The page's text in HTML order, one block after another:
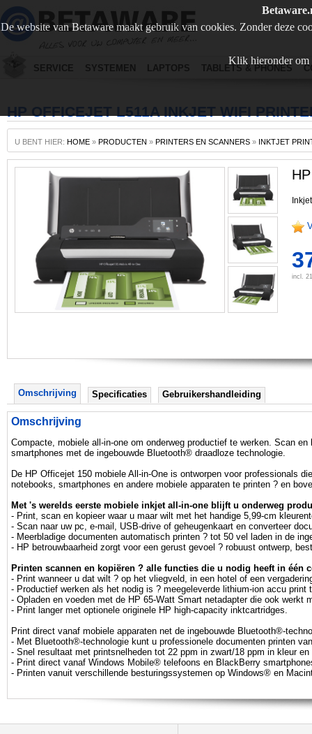
De website van Betaware maakt gebruik van cookies. Zonder deze
Klik hieronder om
SERVICE SYSTEMEN LAPTOPS TABLETS & PHONES
HP OFFICEJET L511A INKJET WIFI
U BENT HIER: HOME » PRODUCTEN » PRINTERS EN SCANNERS » INKTJET
incl.
Omschrijving Specificaties Gebruikershandleiding
Omschrijving
Compacte, mobiele all-in-one om onderweg productief te werken. Scan
smartphones met de ingebouwde Bluetooth® draadloze technologie.
De HP Officejet 150 mobiele All-in-One is ontworpen voor professionals
notebooks, smartphones en andere mobiele apparaten te printen ? en
Met 's werelds eerste mobiele inkjet all-in-one blijft u onderweg
- Print, scan en kopieer waar u maar wilt met het handige 5,99-cm
- Scan naar uw pc, e-mail, USB-drive of geheugenkaart en converteer
- Meerbladige documenten automatisch printen ? tot 50 vel laden in de
- HP betrouwbaarheid zorgt voor een gerust gevoel ? robuust ontwerp,
Printen scannen en kopiëren ? alle functies die u nodig heeft in één
- Print wanneer u dat wilt ? op het vliegveld, in een hotel of een
- Productief werken als het nodig is ? meegeleverde lithium-ion accu print
- Opladen en voeden met de HP 65-Watt Smart netadapter die ook
- Print langer met optionele originele HP high-capacity inktcartridges.
Print direct vanaf mobiele apparaten net de ingebouwde Bluetooth®-
- Met Bluetooth®-technologie kunt u professionele documenten printen
- Snel resultaat met printsnelheden tot 22 ppm in zwart/18 ppm in kleur
- Print direct vanaf Windows Mobile® telefoons en BlackBerry
- Printen vanuit verschillende besturingssystemen op Windows® en